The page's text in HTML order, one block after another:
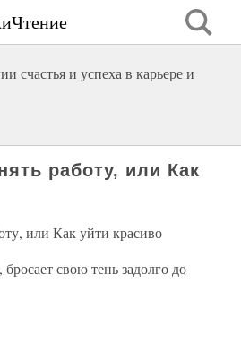
счастья и успеха в карьере и
работу, или Как
или Как уйти красиво
свою тень задолго до